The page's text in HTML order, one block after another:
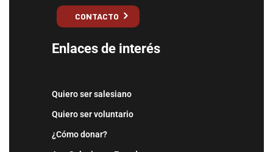
CONTACTO
Enlaces de interés
Quiero ser salesiano
Quiero ser voluntario
¿Cómo donar?